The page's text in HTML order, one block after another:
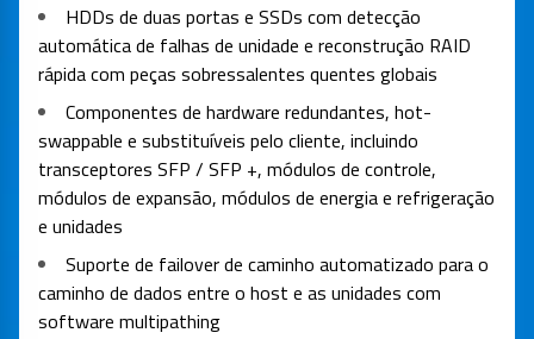
HDDs de duas portas e SSDs com detecção
automática de falhas de unidade e reconstrução RAID
rápida com peças sobressalentes quentes globais
Componentes de hardware redundantes, hot-
swappable e substituíveis pelo cliente, incluindo
transceptores SFP / SFP +, módulos de controle,
módulos de expansão, módulos de energia e refrigeração
e unidades
Suporte de failover de caminho automatizado para o
caminho de dados entre o host e as unidades com
software multipathing